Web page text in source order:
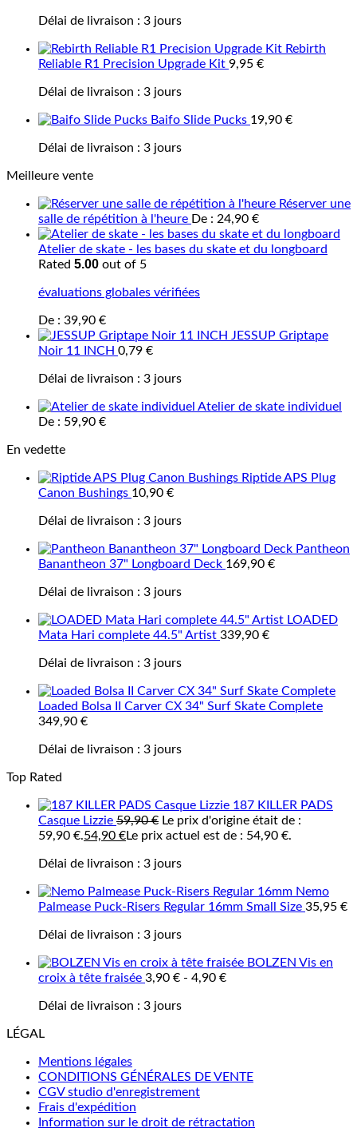
Délai de livraison : 3 jours
Rebirth
Reliable R1 Precision Upgrade Kit 9,95 €
Délai de livraison : 3 jours
Baifo Slide Pucks 19,90 €
Délai de livraison : 3 jours
Meilleure vente
Réserver une
salle de répétition à l'heure De : 24,90 €
Atelier de skate - les bases du skate et du longboard
Rated 5.00 out of 5
évaluations globales vérifiées
De : 39,90 €
JESSUP Griptape
Noir 11 INCH 0,79 €
Délai de livraison : 3 jours
Atelier de skate individuel
De : 59,90 €
En vedette
Riptide APS Plug
Canon Bushings 10,90 €
Délai de livraison : 3 jours
Pantheon
Banantheon 37" Longboard Deck 169,90 €
Délai de livraison : 3 jours
LOADED
Mata Hari complete 44.5" Artist 339,90 €
Délai de livraison : 3 jours
Loaded Bolsa II Carver CX 34" Surf Skate Complete
349,90 €
Délai de livraison : 3 jours
Top Rated
187 KILLER PADS
Casque Lizzie 59,90€ Le prix d'origine était de :
59,90 €.54,90 €Le prix actuel est de : 54,90 €.
Délai de livraison : 3 jours
Nemo
Palmease Puck-Risers Regular 16mm Small Size 35,95 €
Délai de livraison : 3 jours
BOLZEN Vis en
croix à tête fraisée 3,90 € - 4,90 €
Délai de livraison : 3 jours
LÉGAL
Mentions légales
CONDITIONS GÉNÉRALES DE VENTE
CGV studio d'enregistrement
Frais d'expédition
Information sur le droit de rétractation